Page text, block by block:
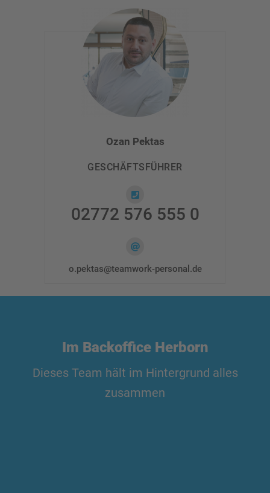
Ozan Pektas
GESCHÄFTSFÜHRER
02772 576 555 0
o.pektas@teamwork-personal.de
Im Backoffice Herborn
Dieses Team hält im Hintergrund alles
zusammen